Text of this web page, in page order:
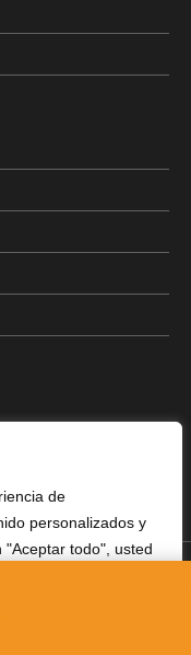
de
personalizados y
"Aceptar todo", usted
COOKIES